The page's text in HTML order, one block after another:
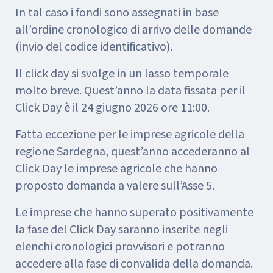
In tal caso i fondi sono assegnati in base
all’ordine cronologico di arrivo delle domande
(invio del codice identificativo).
Il click day si svolge in un lasso temporale
molto breve. Quest’anno la data fissata per il
Click Day è il 24 giugno 2026 ore 11:00.
Fatta eccezione per le imprese agricole della
regione Sardegna, quest’anno accederanno al
Click Day le imprese agricole che hanno
proposto domanda a valere sull’Asse 5.
Le imprese che hanno superato positivamente
la fase del Click Day saranno inserite negli
elenchi cronologici provvisori e potranno
accedere alla fase di convalida della domanda.